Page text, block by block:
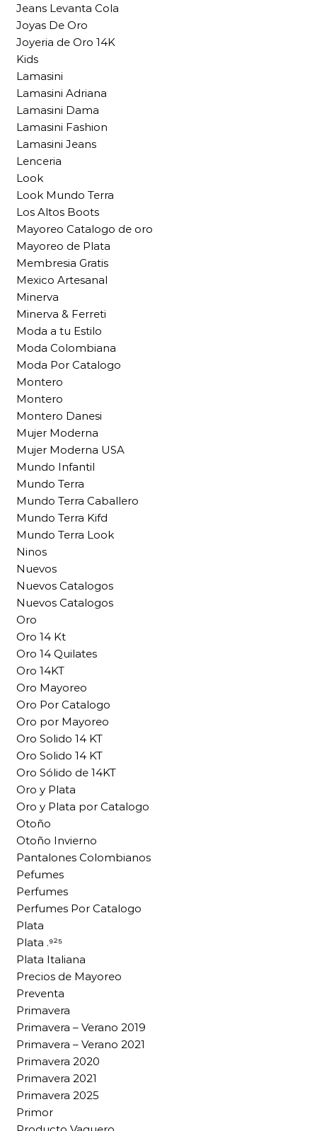
Jeans Levanta Cola
Joyas De Oro
Joyeria de Oro 14K
Kids
Lamasini
Lamasini Adriana
Lamasini Dama
Lamasini Fashion
Lamasini Jeans
Lenceria
Look
Look Mundo Terra
Los Altos Boots
Mayoreo Catalogo de oro
Mayoreo de Plata
Membresia Gratis
Mexico Artesanal
Minerva
Minerva & Ferreti
Moda a tu Estilo
Moda Colombiana
Moda Por Catalogo
Montero
Montero
Montero Danesi
Mujer Moderna
Mujer Moderna USA
Mundo Infantil
Mundo Terra
Mundo Terra Caballero
Mundo Terra Kifd
Mundo Terra Look
Ninos
Nuevos
Nuevos Catalogos
Nuevos Catalogos
Oro
Oro 14 Kt
Oro 14 Quilates
Oro 14KT
Oro Mayoreo
Oro Por Catalogo
Oro por Mayoreo
Oro Solido 14 KT
Oro Solido 14 KT
Oro Sólido de 14KT
Oro y Plata
Oro y Plata por Catalogo
Otoño
Otoño Invierno
Pantalones Colombianos
Pefumes
Perfumes
Perfumes Por Catalogo
Plata
Plata .⁹²⁵
Plata Italiana
Precios de Mayoreo
Preventa
Primavera
Primavera – Verano 2019
Primavera – Verano 2021
Primavera 2020
Primavera 2021
Primavera 2025
Primor